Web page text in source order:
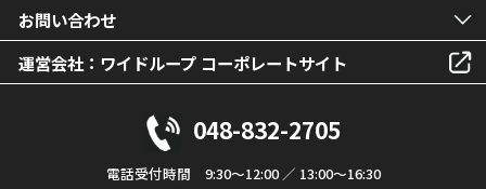
お問い合わせ
運営会社：ワイドループ コーポレートサイト
048-832-2705
電話受付時間 9:30～12:00 ／ 13:00～16:30